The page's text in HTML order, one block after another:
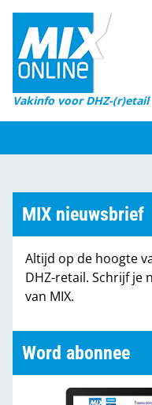
Vakinfo voor DHZ-(r)etail
Home
Magazines
DHZ Sessie
Marktcijfers
Partners
MIX nieuwsbrief
Altijd op de hoogte
DHZ-retail. Schrijf je
van MIX.
Word abonnee